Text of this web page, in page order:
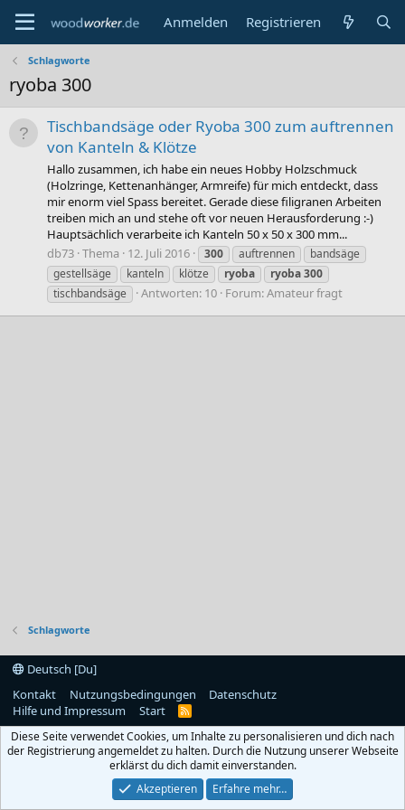
Anmelden Registrieren
Schlagworte
ryoba 300
Tischbandsäge oder Ryoba 300 zum auftrennen
von Kanteln & Klötze
Hallo zusammen, ich habe ein neues Hobby Holzschmuck
(Holzringe, Kettenanhänger, Armreife) für mich entdeckt, dass
mir enorm viel Spass bereitet. Gerade diese filigranen Arbeiten
treiben mich an und stehe oft vor neuen Herausforderung :-)
Hauptsächlich verarbeite ich Kanteln 50 x 50 x 300 mm...
db73 Thema 12. Juli 2016 300 auftrennen
bandsäge
gestellsäge
kanteln klötze ryoba ryoba300
tischbandsäge
Antworten: 10 Forum:Amateur fragt
Schlagworte
Deutsch [Du]
Kontakt
Nutzungsbedingungen
Datenschutz
Hilfe und Impressum
Start
R
S
Diese Seite verwendet Cookies, um Inhalte zu personalisieren und dich nach
der Registrierung angemeldet zu halten. Durch die Nutzung unserer Webseite
erklärst du dich damit einverstanden.
Akzeptieren
Erfahre mehr…